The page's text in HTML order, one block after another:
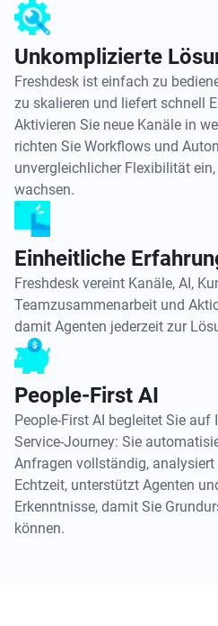
Unkomplizierte
Freshdesk ist einfach zu
zu skalieren und liefert schnell
Aktivieren Sie neue Kanäle in
richten Sie Workflows und
unvergleichlicher Flexibilität
wachsen.
Einheitliche
Freshdesk vereint Kanäle, AI,
Teamzusammenarbeit und
damit Agenten jederzeit zur
People-First AI
People-First AI begleitet Sie auf
Service-Journey: Sie
Anfragen vollständig,
Echtzeit, unterstützt Agenten
Erkenntnisse, damit Sie
können.